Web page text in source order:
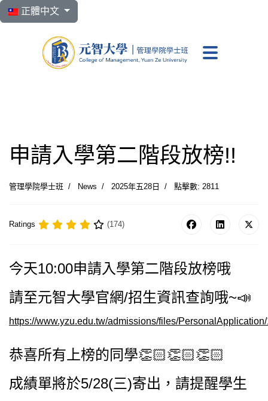
選擇你的語言
正體中文
申請入學第二階段放榜!!
管理學院學士班 News 2025年五28日 點擊數: 2811
Ratings (174)
今天10:00申請入學第二階段放榜哦
請至元智大學官網/招生資訊查詢哦~📣
https://www.yzu.edu.tw/admissions/files/
恭喜所有上榜的同學👏🏻👏🏻👏🏻
成績單將於5/28(三)寄出，請提醒學生